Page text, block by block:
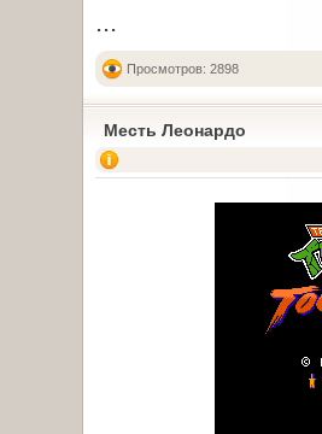
...
Просмотров: 2898
Месть Леонардо